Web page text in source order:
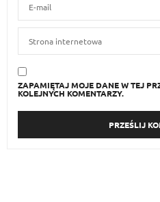
ZAPAMIĘTAJ MOJE DANE W TEJ
KOLEJNYCH KOMENTARZY.